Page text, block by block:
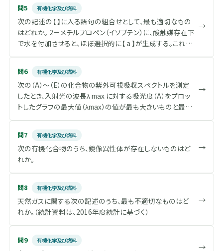
温（40℃）においては2つの経路が可逆で平衡に達するよう
になると、可逆反応の生成物は安定性にのみ依存し、【 c 】に
は依存しない。このような反応は平衡の支配下、又は、【 e 】
下にあるといわれる。
問5 有機化学及び燃料
次の記述の【 】に入る語句の組合せとして、最も適切なもの
はどれか。 2－メチルプロペン（イソブテン）に、酸触媒存在下
で水を付加させると、ほぼ選択的に【 a 】が生成する。これ
は、中間体である【 b 】のうち、3級の【 b 】が1級の【 b 】よりも
するときの付加の選択性に関する法則を【 c 】というが、水の
付加の場合にもこの法則が適用できる。【 a 】とは水酸基の
位置が異なる【 d 】を合成するには、【 e 】のあとに酸化する
などの方法を用いることが必要である。
→
問6 有機化学及び燃料
次の（A）～（E）の化合物の紫外可視吸収スペクトルを測定
したとき、入射光の波長λ max に対する吸光度（A）をプロッ
トしたグラフの最大値（λmax）の値が最も大きいものと最も
小さいものの組合せはどれか。
→
問7 有機化学及び燃料
次の有機化合物のうち、鏡像異性体が存在しないものはど
れか。
→
問8 有機化学及び燃料
天然ガスに関する次の記述のうち、最も不適切なものはど
れか。（統計資料は、2016年度統計に基づく）
→
問9 有機化学及び燃料
→